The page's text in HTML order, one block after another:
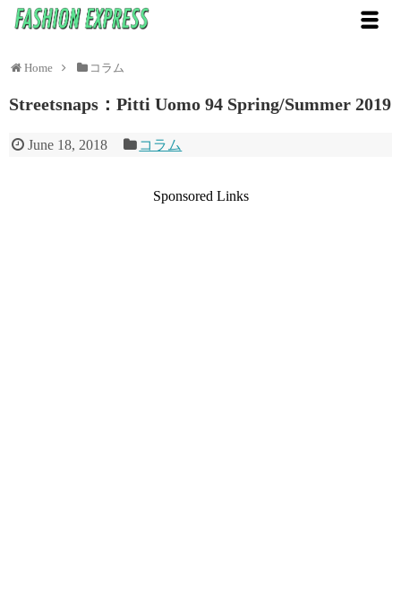
Home コラム
Streetsnaps：Pitti Uomo 94 Spring/Summer 2019
June 18, 2018 コラム
Sponsored Links